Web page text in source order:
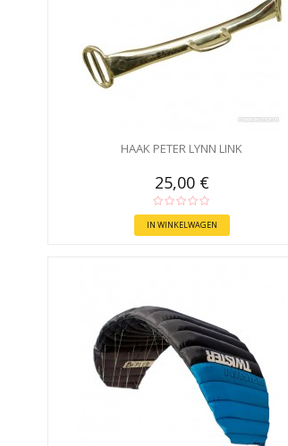
HAAK PETER LYNN LINK
25,00 €
IN WINKELWAGEN